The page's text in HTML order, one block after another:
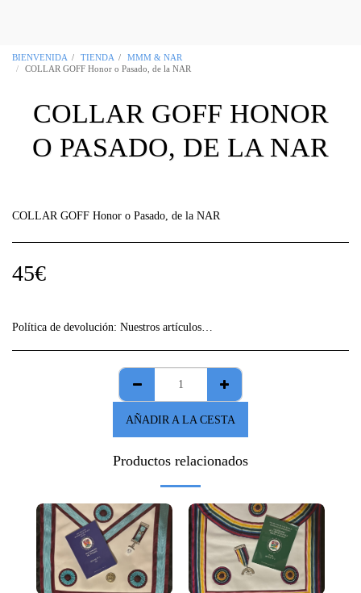
BIENVENIDA TIENDA
MMM & NAR
COLLAR GOFF Honor o Pasado, de la NAR
COLLAR GOFF HONOR
O PASADO, DE LA NAR
COLLAR GOFF Honor o Pasado, de la NAR
45€
Política de devolución: Nuestros artículos, en su mayor parte, son "creaciones únicas", revisa atentamente la información de tu pedido ya que no se aceptarán devoluciones sin previo aviso.
AÑADIR A LA CESTA
Productos relacionados